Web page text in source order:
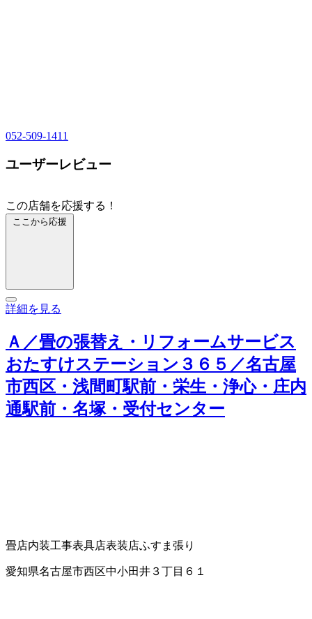
052-509-1411
ユーザーレビュー
この店舗を応援する！
ここから応援
詳細を見る
Ａ／畳の張替え・リフォームサービス
おたすけステーション３６５／名古屋
市西区・浅間町駅前・栄生・浄心・庄内
通駅前・名塚・受付センター
畳店内装工事表具店表装店ふすま張り
愛知県名古屋市西区中小田井３丁目６１